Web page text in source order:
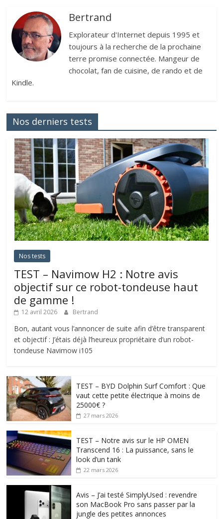
Bertrand
Explorateur d'Internet depuis 1995 et
toujours à la recherche de la prochaine
terre promise connectée. Mangeur de
chocolat, fan de cuisine, de rando et de
Kindle.
Nos derniers tests
Nos tests
TEST – Navimow H2 : Notre avis
objectif sur ce robot-tondeuse haut
de gamme !
12 avril 2026 Bertrand
Bon, autant vous l’annoncer de suite afin d’être transparent
et objectif : J’étais déjà l’heureux propriétaire d’un robot-
tondeuse Navimow i105
TEST – BYD Dolphin Surf Comfort : Que
vaut cette petite électrique à moins de
25000€ ?
27 mars 2026
TEST – Notre avis sur le HP OMEN
Transcend 16 : La puissance, sans le
look d’un tank
22 mars 2026
Avis – J’ai testé SimplyUsed : revendre
son MacBook Pro sans passer par la
jungle des petites annonces